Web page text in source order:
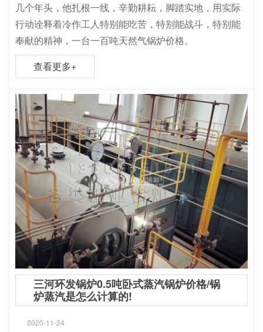
几个年头，他扎根一线，辛勤耕耘，脚踏实地，用实际
行动诠释着冷作工人特别能吃苦，特别能战斗，特别能
奉献的精神，一台一百吨天然气锅炉价格。
查看更多+
三河环发锅炉0.5吨卧式蒸汽锅炉价格/锅
炉蒸汽是怎么计算的!
2020-11-24